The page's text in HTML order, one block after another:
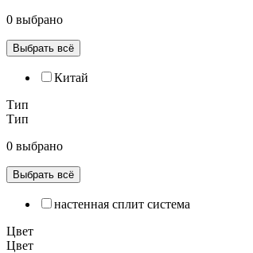
0 выбрано
Выбрать всё
Китай
Тип
Тип
0 выбрано
Выбрать всё
настенная сплит система
Цвет
Цвет